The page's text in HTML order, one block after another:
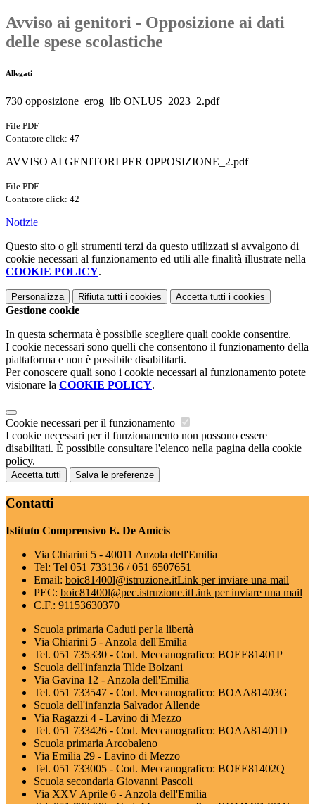
Avviso ai genitori - Opposizione ai dati
delle spese scolastiche
Allegati
730 opposizione_erog_lib ONLUS_2023_2.pdf
File PDF
Contatore click: 47
AVVISO AI GENITORI PER OPPOSIZIONE_2.pdf
File PDF
Contatore click: 42
Notizie
Questo sito o gli strumenti terzi da questo utilizzati si avvalgono di
cookie necessari al funzionamento ed utili alle finalità illustrate nella
COOKIE POLICY.
Personalizza Rifiuta tutti i cookies Accetta tutti i cookies
Gestione cookie
In questa schermata è possibile scegliere quali cookie consentire.
I cookie necessari sono quelli che consentono il funzionamento della
piattaforma e non è possibile disabilitarli.
Per conoscere quali sono i cookie necessari al funzionamento potete
visionare la COOKIE POLICY.
Cookie necessari per il funzionamento
I cookie necessari per il funzionamento non possono essere
disabilitati. È possibile consultare l'elenco nella pagina della cookie
policy.
Accetta tutti Salva le preferenze
Contatti
Istituto Comprensivo E. De Amicis
Via Chiarini 5 - 40011 Anzola dell'Emilia
Tel: Tel 051 733136 / 051 6507651
Email: boic81400l@istruzione.itLink per inviare una mail
PEC: boic81400l@pec.istruzione.itLink per inviare una mail
C.F.: 91153630370
Scuola primaria Caduti per la libertà
Via Chiarini 5 - Anzola dell'Emilia
Tel. 051 735330 - Cod. Meccanografico: BOEE81401P
Scuola dell'infanzia Tilde Bolzani
Via Gavina 12 - Anzola dell'Emilia
Tel. 051 733547 - Cod. Meccanografico: BOAA81403G
Scuola dell'infanzia Salvador Allende
Via Ragazzi 4 - Lavino di Mezzo
Tel. 051 733426 - Cod. Meccanografico: BOAA81401D
Scuola primaria Arcobaleno
Via Emilia 29 - Lavino di Mezzo
Tel. 051 733005 - Cod. Meccanografico: BOEE81402Q
Scuola secondaria Giovanni Pascoli
Via XXV Aprile 6 - Anzola dell'Emilia